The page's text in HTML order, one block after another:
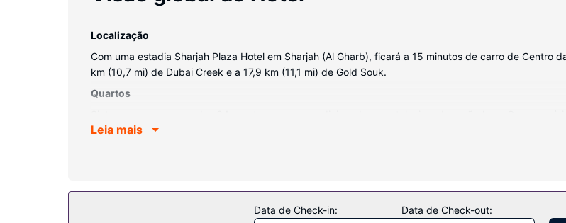
Localização
Com uma estadia Sharjah Plaza Hotel em Sharjah (Al Gharb), ficará a 15 minutos de carro de Centro
km (10,7 mi) de Dubai Creek e a 17,9 km (11,1 mi) de Gold Souk.
Quartos
do dia, assista a uma seleção de canais via satélite. As casas de banho estão equipadas com um
Leia mais
Data de Check-in: Data de Check-out: